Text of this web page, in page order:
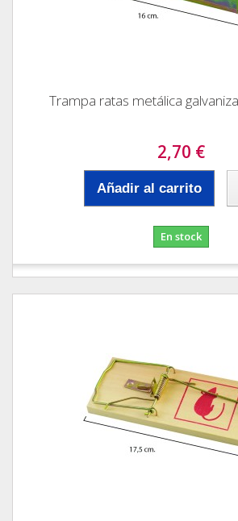
Trampa ratas metálica
2,70 €
Añadir al carrito
En stock